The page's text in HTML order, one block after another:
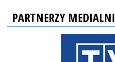
PARTNERZY MEDIALNI